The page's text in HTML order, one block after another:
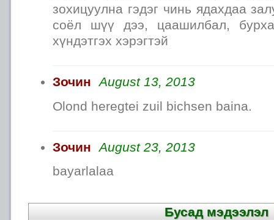
зохицуулна гэдэг чинь ядахдаа
соёл шүү дээ, цаашилбал,
хүндэтгэх хэрэгтэй
Зочин
August 13, 2013
Olond heregtei zuil bichsen baina.
Зочин
August 23, 2013
bayarlalaa
Бусад мэдээлэл